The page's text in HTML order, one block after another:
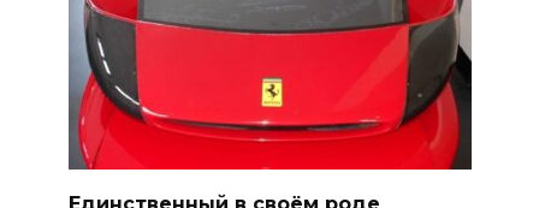
Единственный в своём роде